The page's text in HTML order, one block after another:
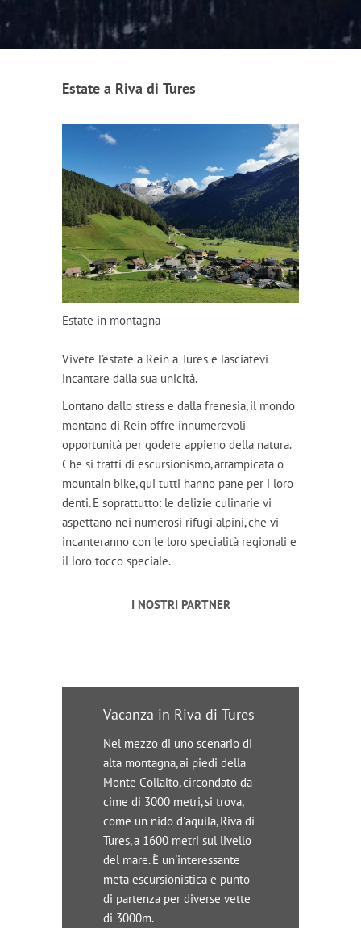
Estate a Riva di Tures
Estate in montagna
Vivete l'estate a Rein a Tures e lasciatevi
incantare dalla sua unicità.
Lontano dallo stress e dalla frenesia, il mondo
montano di Rein offre innumerevoli
opportunità per godere appieno della natura.
Che si tratti di escursionismo, arrampicata o
mountain bike, qui tutti hanno pane per i loro
denti. E soprattutto: le delizie culinarie vi
aspettano nei numerosi rifugi alpini, che vi
incanteranno con le loro specialità regionali e
il loro tocco speciale.
I NOSTRI PARTNER
Vacanza in Riva di Tures
Nel mezzo di uno scenario di
alta montagna, ai piedi della
Monte Collalto, circondato da
cime di 3000 metri, si trova,
come un nido d'aquila, Riva di
Tures, a 1600 metri sul livello
del mare. È un'interessante
meta escursionistica e punto
di partenza per diverse vette
di 3000m.